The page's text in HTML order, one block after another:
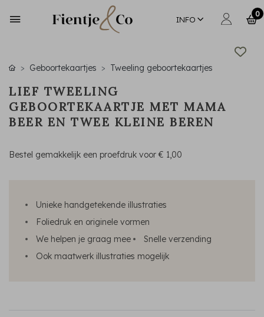
INFO
0
Geboortekaartjes Tweeling geboortekaartjes
LIEF TWEELING
GEBOORTEKAARTJE MET MAMA
BEER EN TWEE KLEINE BEREN
Bestel gemakkelijk een proefdruk voor€ 1,00
Unieke handgetekende illustraties
Foliedruk en originele vormen
We helpen je graag mee
Snelle verzending
Ook maatwerk illustraties mogelijk